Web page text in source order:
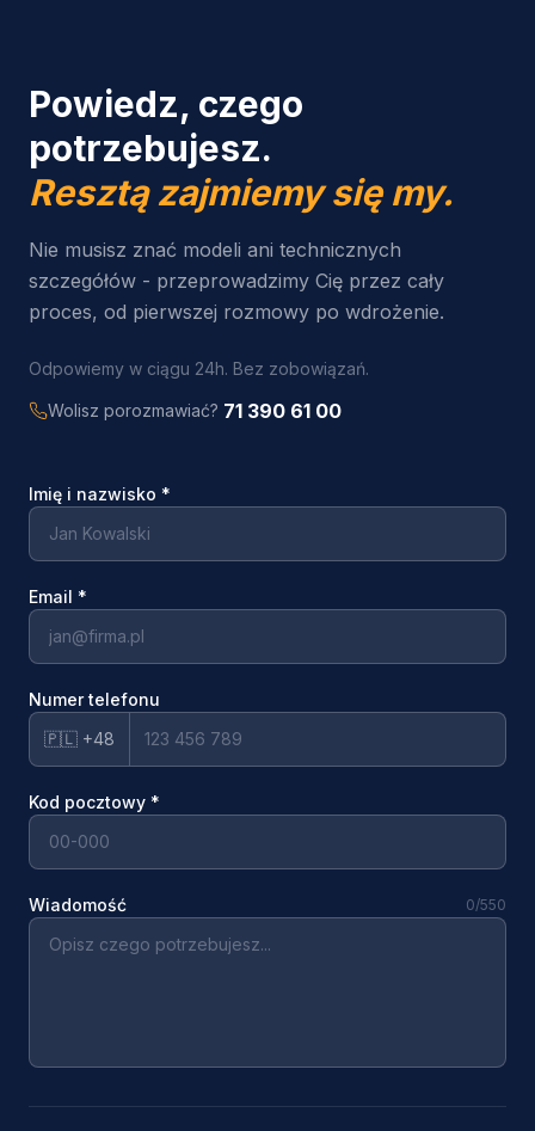
Powiedz, czego
potrzebujesz.
Resztą zajmiemy się my.
Nie musisz znać modeli ani technicznych
szczegółów - przeprowadzimy Cię przez cały
proces, od pierwszej rozmowy po wdrożenie.
Odpowiemy w ciągu 24h. Bez zobowiązań.
Wolisz porozmawiać? 71 390 61 00
Imię i nazwisko *
Email *
Numer telefonu
🇵🇱 +48
Kod pocztowy *
Wiadomość 0/550